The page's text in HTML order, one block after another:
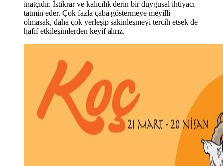
inatçıdır. İstikrar ve kalıcılık derin bir duygusal ihtiyacı
tatmin eder. Çok fazla çaba göstermeye meyilli
olmasak, daha çok yerleşip sakinleşmeyi tercih etsek de
hafif etkileşimlerden keyif alırız.